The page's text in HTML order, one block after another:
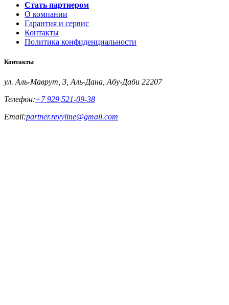
Стать партнером
О компании
Гарантия и сервис
Контакты
Политика конфиденциальности
Контакты
ул. Аль-Маврут, 3, Аль-Дана, Абу-Даби 22207
Телефон:+7 929 521-09-38
Email:partner.revyline@gmail.com